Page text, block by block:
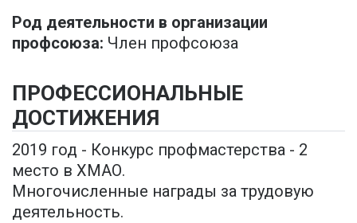
Род деятельности в организации
профсоюза: Член профсоюза
ПРОФЕССИОНАЛЬНЫЕ
ДОСТИЖЕНИЯ
2019 год - Конкурс профмастерства - 2
место в ХМАО.
Многочисленные награды за трудовую
деятельность.